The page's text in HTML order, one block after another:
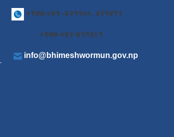
+९७७-०४९ -४२११००, ४२१४९१
+९७७-०४९-४२१३८१
info@bhimeshwormun.gov.np